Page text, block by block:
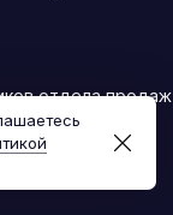
отдела продаж
Не